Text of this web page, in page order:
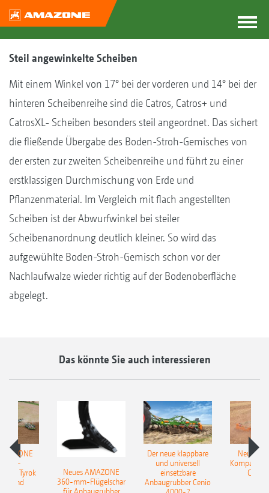
Steil angewinkelte Scheiben
Mit einem Winkel von 17° bei der vorderen und 14° bei der
hinteren Scheibenreihe sind die Catros, Catros+ und
CatrosXL- Scheiben besonders steil angeordnet. Das sichert
die fließende Übergabe des Boden-Stroh-Gemisches von
der ersten zur zweiten Scheibenreihe und führt zu einer
erstklassigen Durchmischung von Erde und
Pflanzenmaterial. Im Vergleich mit flach angestellten
Scheiben ist der Abwurfwinkel bei steiler
Scheibenanordnung deutlich kleiner. So wird das
aufgewühlte Boden-Stroh-Gemisch schon vor der
Nachlaufwalze wieder richtig auf der Bodenoberfläche
abgelegt.
Das könnte Sie auch interessieren
Tyrok
Neues AMAZONE
360-mm-Flügelschar
Der neue klappbare
und universell
einsetzbare
Anbaugrubber Cenio
Neue